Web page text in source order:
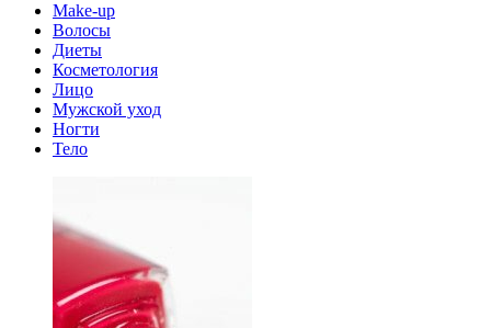
Make-up
Волосы
Диеты
Косметология
Лицо
Мужской уход
Ногти
Тело